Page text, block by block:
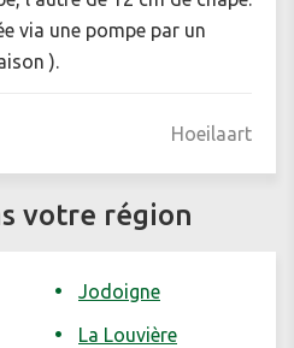
via une pompe par un
).
Hoeilaart
votre région
Jodoigne
La Louvière